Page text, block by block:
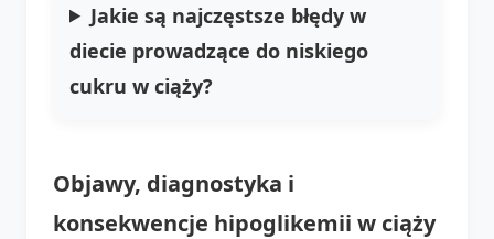
Jakie są najczęstsze błędy w
diecie prowadzące do niskiego
cukru w ciąży?
Objawy, diagnostyka i
konsekwencje hipoglikemii w ciąży